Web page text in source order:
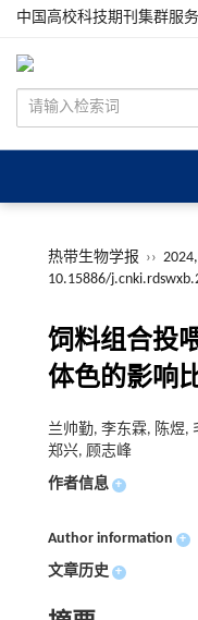
中国高校科技期刊集群服
热带生物学报 ››
10.15886/
饲料组合投
体色的影响
兰帅勤, 李东霖, 陈煜,
郑兴, 顾志峰
作者信息 +
Author information +
文章历史 +